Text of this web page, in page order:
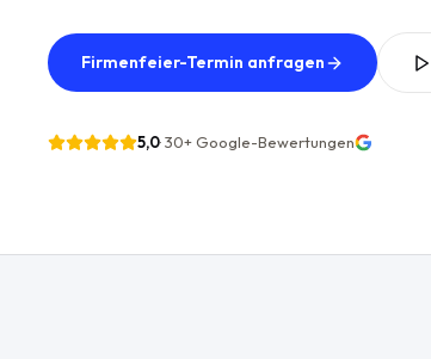
Firmenfeier-Termin anfragen
5,0·30+Google-Bewertungen